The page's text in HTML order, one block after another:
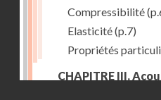
Compressibilité
Elasticité(p.7)
Propriétés
CHAPITRE III.